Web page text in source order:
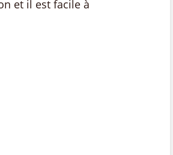
et il est facile à